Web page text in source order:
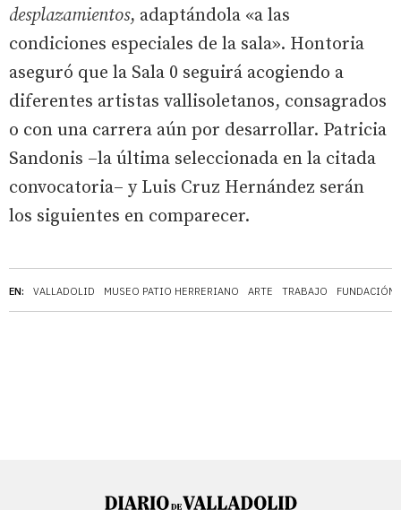
EN: VALLADOLID MUSEO PATIO HERRERIANO ARTE TRABAJO FUNDACIÓN
desplazamientos, adaptándola «a las
condiciones especiales de la sala». Hontoria
aseguró que la Sala 0 seguirá acogiendo a
diferentes artistas vallisoletanos, consagrados
o con una carrera aún por desarrollar. Patricia
Sandonis –la última seleccionada en la citada
convocatoria– y Luis Cruz Hernández serán
los siguientes en comparecer.